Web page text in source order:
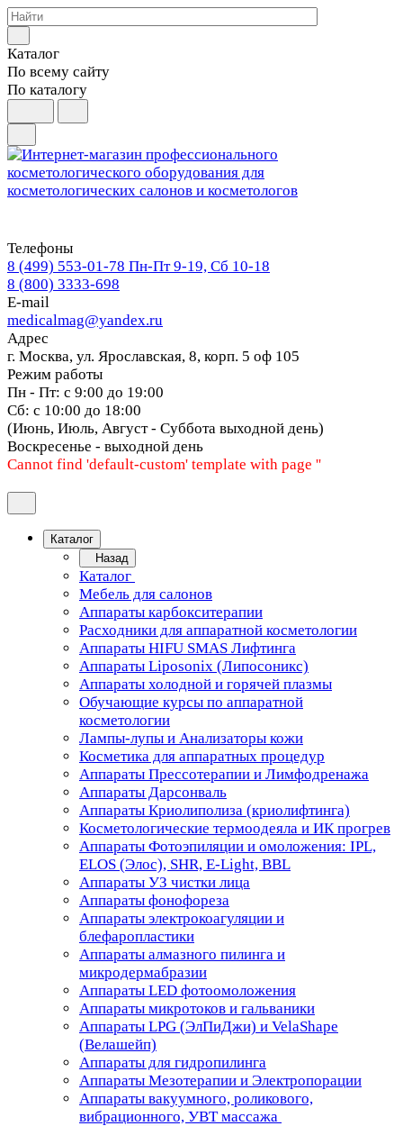
Каталог
По всему сайту
По каталогу
Телефоны
8 (499) 553-01-78 Пн-Пт 9-19, Сб 10-18
8 (800) 3333-698
E-mail
medicalmag@yandex.ru
Адрес
г. Москва, ул. Ярославская, 8, корп. 5 оф 105
Режим работы
Пн - Пт: с 9:00 до 19:00
Сб: с 10:00 до 18:00
(Июнь, Июль, Август - Суббота выходной день)
Воскресенье - выходной день
Cannot find 'default-custom' template with page ''
Каталог
Назад
Каталог
Мебель для салонов
Аппараты карбокситерапии
Расходники для аппаратной косметологии
Аппараты HIFU SMAS Лифтинга
Аппараты Liposonix (Липосоникс)
Аппараты холодной и горячей плазмы
Обучающие курсы по аппаратной
косметологии
Лампы-лупы и Анализаторы кожи
Косметика для аппаратных процедур
Аппараты Прессотерапии и Лимфодренажа
Аппараты Дарсонваль
Аппараты Криолиполиза (криолифтинга)
Косметологические термоодеяла и ИК прогрев
Аппараты Фотоэпиляции и омоложения: IPL,
ELOS (Элос), SHR, E-Light, BBL
Аппараты УЗ чистки лица
Аппараты фонофореза
Аппараты электрокоагуляции и
блефаропластики
Аппараты алмазного пилинга и
микродермабразии
Аппараты LED фотоомоложения
Аппараты микротоков и гальваники
Аппараты LPG (ЭлПиДжи) и VelaShape
(Велашейп)
Аппараты для гидропилинга
Аппараты Мезотерапии и Электропорации
Аппараты вакуумного, роликового,
вибрационного, УВТ массажа